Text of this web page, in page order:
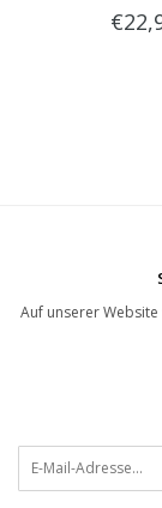
Auf unserer